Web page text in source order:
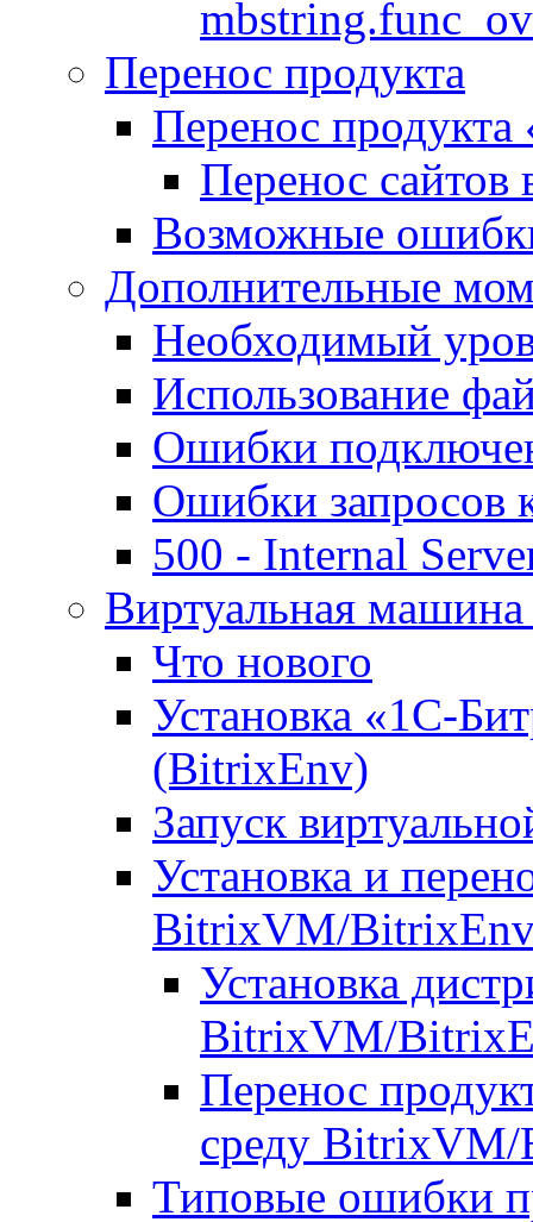
Перенос продукта
Перенос продукта
Перенос сайтов
Возможные
Дополнительные
Необходимый
Использование
Ошибки
Ошибки запросов
500 - Internal
Виртуальная
Что нового
Установка «1С-
(BitrixEnv)
Запуск
Установка и
BitrixVM/
Установка
BitrixVM/
Перенос
среду
Типовые ошибки